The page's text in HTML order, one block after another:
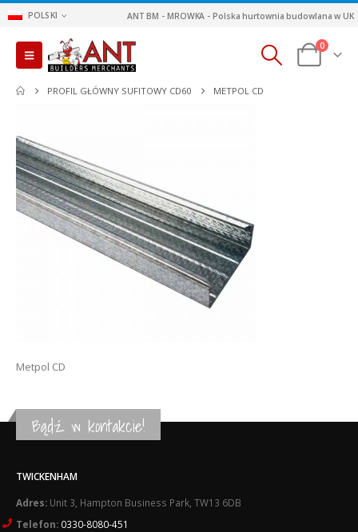
POLSKI ANT BM - MROWKA - Polska hurtownia budowlana w UK
0
PROFIL GŁÓWNY SUFITOWY CD60 METPOL CD
Metpol CD
Bądź w kontakcie!
TWICKENHAM
Adres: Unit 3, Hampton Business Park, TW13 6DB
Telefon: 0330-8080-451